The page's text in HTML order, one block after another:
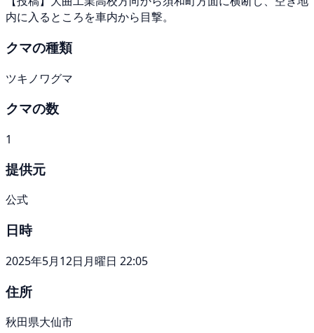
内に入るところを車内から目撃。
クマの種類
ツキノワグマ
クマの数
1
提供元
公式
日時
2025年5月12日月曜日 22:05
住所
秋田県大仙市